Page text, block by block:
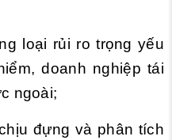
loại rủi ro trọng yếu
doanh nghiệp tái
ngoài;
đựng và phân tích